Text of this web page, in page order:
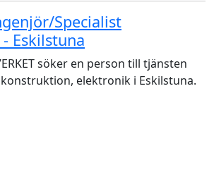
Specialist
Eskilstuna
söker en person till tjänsten
elektronik i Eskilstuna.